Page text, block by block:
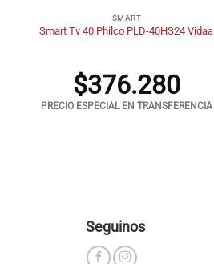
SMART
Smart Tv 40 Philco PLD-40HS24 Vidaa
$376.280
PRECIO ESPECIAL EN TRANSFERENCIA
Seguinos